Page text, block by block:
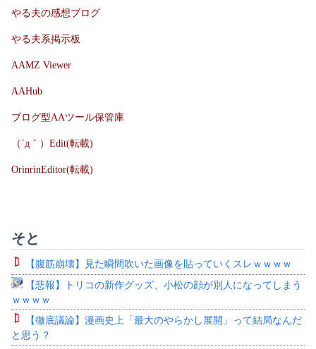
やる夫の感想ブログ
やる夫系掲示板
AAMZ Viewer
AAHub
ブログ型AAツール保管庫
（´д｀）Edit(転載)
OrinrinEditor(転載)
そと
【腹筋崩壊】見た瞬間吹いた画像を貼っていくスレｗｗｗｗ
【悲報】トリコの新作グッズ、小松の顔が別人になってしまう
ｗｗｗｗ
【徹底議論】漫画史上「最大のやらかし展開」って結局なんだ
と思う？